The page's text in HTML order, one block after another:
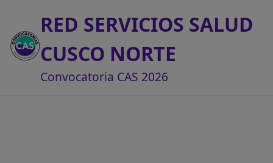
RED SERVICIOS SALUD
CUSCO NORTE
Convocatoria CAS 2026